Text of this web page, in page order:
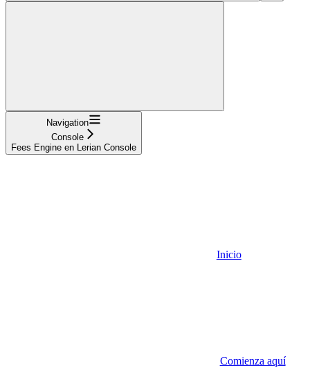
Navigation
Console
Fees Engine en Lerian Console
Inicio
Comienza aquí